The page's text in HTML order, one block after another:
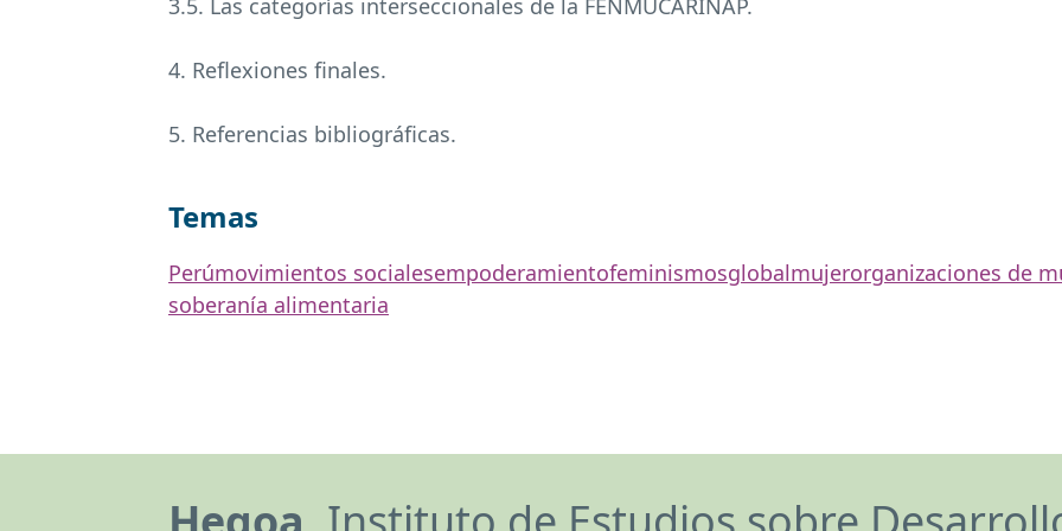
4. Reflexiones finales.
5. Referencias bibliográficas.
Temas
Perúmovimientos socialesempoderamientofeminismosglobalmujerorganizaciones de
soberanía alimentaria